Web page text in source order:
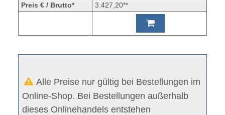
Preis € / Brutto*
3.427,20**
Alle Preise nur gültig bei Bestellungen im
Online-Shop. Bei Bestellungen außerhalb
dieses Onlinehandels entstehen